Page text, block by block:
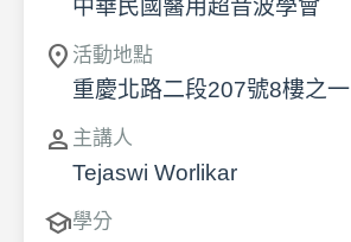
中華民國醫用超音波學會
location_on 活動地點
重慶北路二段207號8樓之一
person 主講人
Tejaswi Worlikar
school學分